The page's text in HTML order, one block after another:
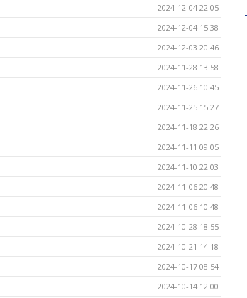
2024-12-04 22:05
2024-12-04 15:38
2024-12-03 20:46
2024-11-28 13:58
2024-11-26 10:45
2024-11-25 15:27
2024-11-18 22:26
2024-11-11 09:05
2024-11-10 22:03
2024-11-06 20:48
2024-11-06 10:48
2024-10-28 18:55
2024-10-21 14:18
2024-10-17 08:54
2024-10-14 12:00